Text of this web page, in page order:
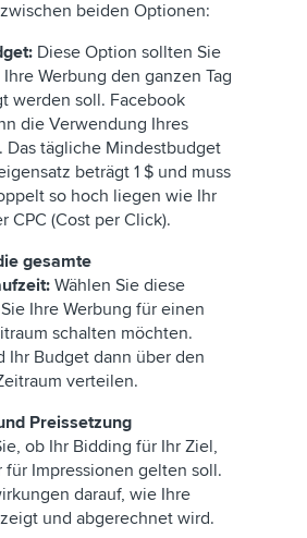
beiden Optionen:
Diese Option sollten Sie
Werbung den ganzen Tag
werden soll. Facebook
die Verwendung Ihres
Das tägliche Mindestbudget
beträgt 1 $ und muss
so hoch liegen wie Ihr
CPC (Cost per Click).
gesamte
Wählen Sie diese
Ihre Werbung für einen
schalten möchten.
Ihr Budget dann über den
verteilen.
Preissetzung
ob Ihr Bidding für Ihr Ziel,
für Impressionen gelten soll.
darauf, wie Ihre
und abgerechnet wird.